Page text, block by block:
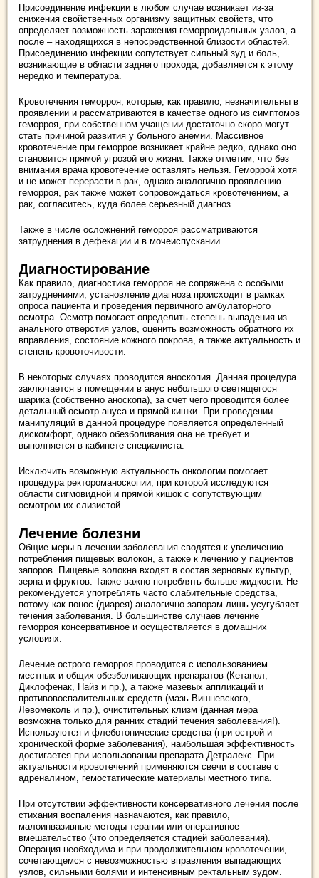
Присоединение инфекции в любом случае возникает из-за
снижения свойственных организму защитных свойств, что
определяет возможность заражения геморроидальных узлов, а
после – находящихся в непосредственной близости областей.
Присоединению инфекции сопутствует сильный зуд и боль,
возникающие в области заднего прохода, добавляется к этому
нередко и температура.
Кровотечения геморроя, которые, как правило, незначительны в
проявлении и рассматриваются в качестве одного из симптомов
геморроя, при собственном учащении достаточно скоро могут
стать причиной развития у больного анемии. Массивное
кровотечение при геморрое возникает крайне редко, однако оно
становится прямой угрозой его жизни. Также отметим, что без
внимания врача кровотечение оставлять нельзя. Геморрой хотя
и не может перерасти в рак, однако аналогично проявлению
геморроя, рак также может сопровождаться кровотечением, а
рак, согласитесь, куда более серьезный диагноз.
Также в числе осложнений геморроя рассматриваются
затруднения в дефекации и в мочеиспускании.
Диагностирование
Как правило, диагностика геморроя не сопряжена с особыми
затруднениями, установление диагноза происходит в рамках
опроса пациента и проведения первичного амбулаторного
осмотра. Осмотр помогает определить степень выпадения из
анального отверстия узлов, оценить возможность обратного их
вправления, состояние кожного покрова, а также актуальность и
степень кровоточивости.
В некоторых случаях проводится аноскопия. Данная процедура
заключается в помещении в анус небольшого светящегося
шарика (собственно аноскопа), за счет чего проводится более
детальный осмотр ануса и прямой кишки. При проведении
манипуляций в данной процедуре появляется определенный
дискомфорт, однако обезболивания она не требует и
выполняется в кабинете специалиста.
Исключить возможную актуальность онкологии помогает
процедура ректороманоскопии, при которой исследуются
области сигмовидной и прямой кишок с сопутствующим
осмотром их слизистой.
Лечение болезни
Общие меры в лечении заболевания сводятся к увеличению
потребления пищевых волокон, а также к лечению у пациентов
запоров. Пищевые волокна входят в состав зерновых культур,
зерна и фруктов. Также важно потреблять больше жидкости. Не
рекомендуется употреблять часто слабительные средства,
потому как понос (диарея) аналогично запорам лишь усугубляет
течения заболевания. В большинстве случаев лечение
геморроя консервативное и осуществляется в домашних
условиях.
Лечение острого геморроя проводится с использованием
местных и общих обезболивающих препаратов (Кетанол,
Диклофенак, Найз и пр.), а также мазевых аппликаций и
противовоспалительных средств (мазь Вишневского,
Левомеколь и пр.), очистительных клизм (данная мера
возможна только для ранних стадий течения заболевания!).
Используются и флеботонические средства (при острой и
хронической форме заболевания), наибольшая эффективность
достигается при использовании препарата Детралекс. При
актуальности кровотечений применяются свечи в составе с
адреналином, гемостатические материалы местного типа.
При отсутствии эффективности консервативного лечения после
стихания воспаления назначаются, как правило,
малоинвазивные методы терапии или оперативное
вмешательство (что определяется стадией заболевания).
Операция необходима и при продолжительном кровотечении,
сочетающемся с невозможностью вправления выпадающих
узлов, сильными болями и интенсивным ректальным зудом.